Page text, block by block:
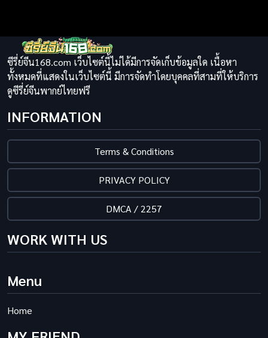
ซีรี่ย์จีน168.com เว็บไซต์นี้ไม่ได้มีการจัดเก็บข้อมูลใด เนื้อหา
ทั้งหมดที่แสดงในเว็บไซต์นี้ มีการจัดทำโดยบุคคลที่สามที่ให้บริการ
ดูซีรี่ย์จีนพากย์ไทยฟรี
INFORMATION
Terms & Conditions
PRIVACY POLICY
DMCA / 2257
WORK WITH US
Menu
Home